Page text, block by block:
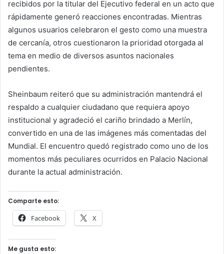
recibidos por la titular del Ejecutivo federal en un acto que
rápidamente generó reacciones encontradas. Mientras
algunos usuarios celebraron el gesto como una muestra
de cercanía, otros cuestionaron la prioridad otorgada al
tema en medio de diversos asuntos nacionales
pendientes.
Sheinbaum reiteró que su administración mantendrá el
respaldo a cualquier ciudadano que requiera apoyo
institucional y agradeció el cariño brindado a Merlín,
convertido en una de las imágenes más comentadas del
Mundial. El encuentro quedó registrado como uno de los
momentos más peculiares ocurridos en Palacio Nacional
durante la actual administración.
Comparte esto:
Facebook X
Me gusta esto: